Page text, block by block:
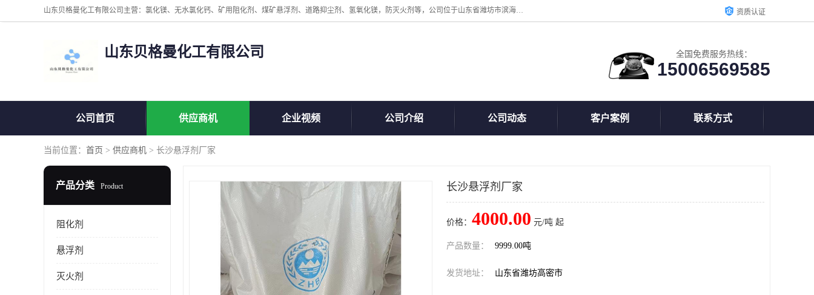
山东贝格曼化工有限公司主营：氯化镁、无水氯化钙、矿用阻化剂、煤矿悬浮剂、道路抑尘剂、氢氧化镁，防灭火剂等，公司位于山东省潍坊市滨海经济开发区,是专业从事对各种精细化工集研究、开发、制造于一体的现代化大型跨境化工企业，公司本着诚信经营、给每一位客户提供专业服务。 资质认证
山东贝格曼化工有限公司 全国免费服务热线：
15006569585
公司首页 供应商机 企业视频 公司介绍 公司动态 客户案例 联系方式
当前位置： 首页 > 供应商机 > 长沙悬浮剂厂家
产品分类 Product
阻化剂
悬浮剂
灭火剂
长沙悬浮剂厂家
价格： 4000.00 元/吨 起
产品数量： 9999.00吨
发货地址： 山东省潍坊高密市